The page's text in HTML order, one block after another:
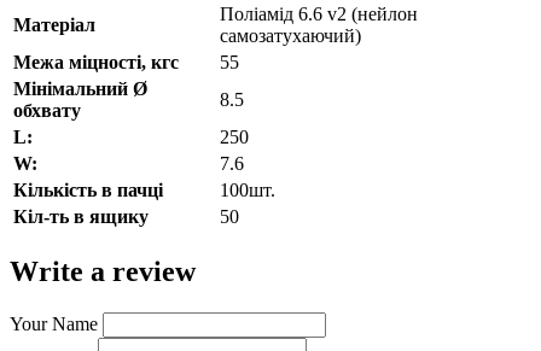
Матеріал
Поліамід 6.6 v2 (нейлон
самозатухаючий)
Межа міцності, кгс
55
Мінімальний Ø
обхвату
8.5
L:
250
W:
7.6
Кількість в пачці
100шт.
Кіл-ть в ящику
50
Write a review
Your Name